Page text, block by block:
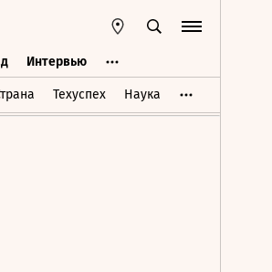
Интервью
Техуспех Наука
Интервью